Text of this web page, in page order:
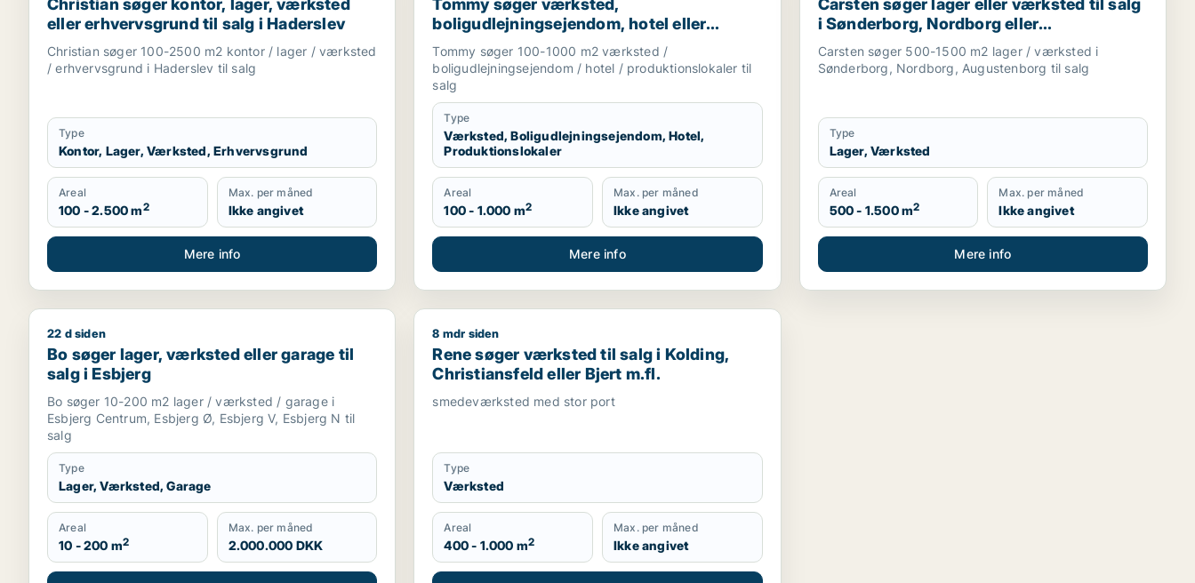
Christian søger kontor, lager, værksted
eller erhvervsgrund til salg i Haderslev
Christian søger 100-2500 m2 kontor / lager / værksted
/ erhvervsgrund i Haderslev til salg
Type
Kontor, Lager, Værksted, Erhvervsgrund
Areal
100 - 2.500 m2
Max. per måned
Ikke angivet
Mere info
Tommy søger værksted,
boligudlejningsejendom, hotel eller
produktionslokaler til salg i
Trekantsområdet
Tommy søger 100-1000 m2 værksted /
boligudlejningsejendom / hotel / produktionslokaler til
salg
Type
Værksted, Boligudlejningsejendom, Hotel,
Produktionslokaler
Areal
100 - 1.000 m2
Max. per måned
Ikke angivet
Mere info
Carsten søger lager eller værksted til salg
i Sønderborg, Nordborg eller
Augustenborg
Carsten søger 500-1500 m2 lager / værksted i
Sønderborg, Nordborg, Augustenborg til salg
Type
Lager, Værksted
Areal
500 - 1.500 m2
Max. per måned
Ikke angivet
Mere info
Bo søger lager, værksted eller garage til salg i Esbjerg
22 d siden
Bo søger lager, værksted eller garage til
salg i Esbjerg
Bo søger 10-200 m2 lager / værksted / garage i
Esbjerg Centrum, Esbjerg Ø, Esbjerg V, Esbjerg N til
salg
Type
Lager, Værksted, Garage
Areal
10 - 200 m2
Max. per måned
2.000.000 DKK
Rene søger værksted til salg i Kolding, Christiansfeld eller Bjert m.fl.
8 mdr siden
Rene søger værksted til salg i Kolding,
Christiansfeld eller Bjert m.fl.
smedeværksted med stor port
Type
Værksted
Areal
400 - 1.000 m2
Max. per måned
Ikke angivet